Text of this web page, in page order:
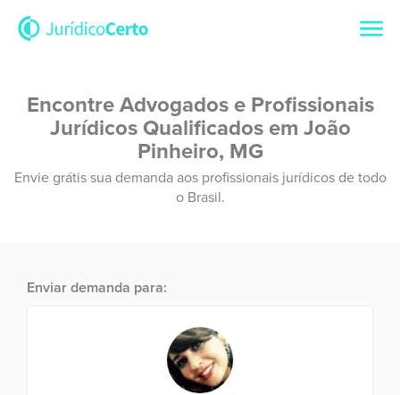
Encontre Advogados e Profissionais
Jurídicos Qualificados em João
Pinheiro, MG
Envie grátis sua demanda aos profissionais jurídicos de todo
o Brasil.
Enviar demanda para: